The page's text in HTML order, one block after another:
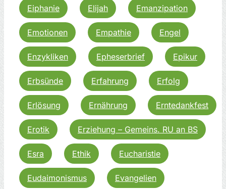
Eiphanie Elijah Emanzipation
Emotionen Empathie Engel
Enzykliken Epheserbrief Epikur
Erbsünde Erfahrung Erfolg
Erlösung Ernährung Erntedankfest
Erotik Erziehung – Gemeins. RU an BS
Esra Ethik Eucharistie
Eudaimonismus Evangelien